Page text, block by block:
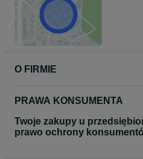
O FIRMIE
PRAWA KONSUMENTA
Twoje zakupy u
prawo ochrony